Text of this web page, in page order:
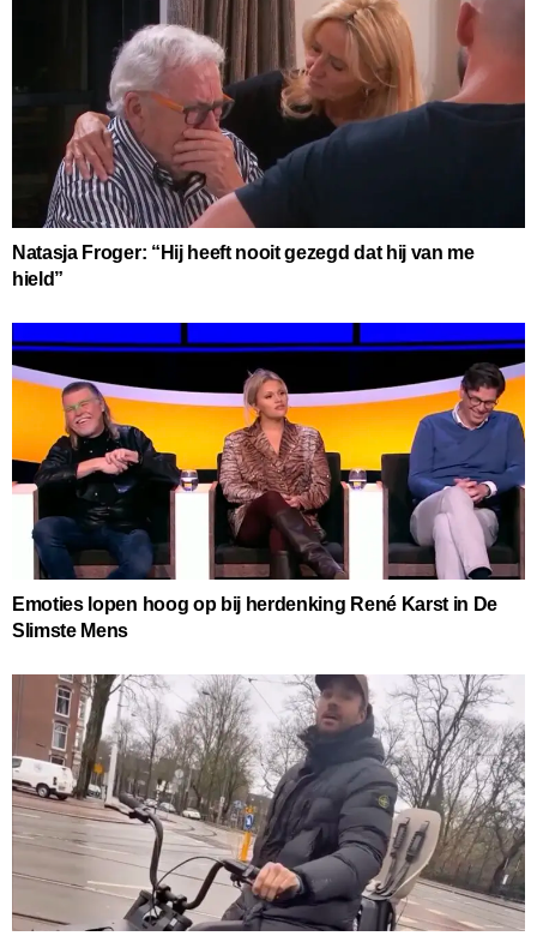
Natasja Froger: “Hij heeft nooit gezegd dat hij van me
hield”
Emoties lopen hoog op bij herdenking René Karst in De
Slimste Mens